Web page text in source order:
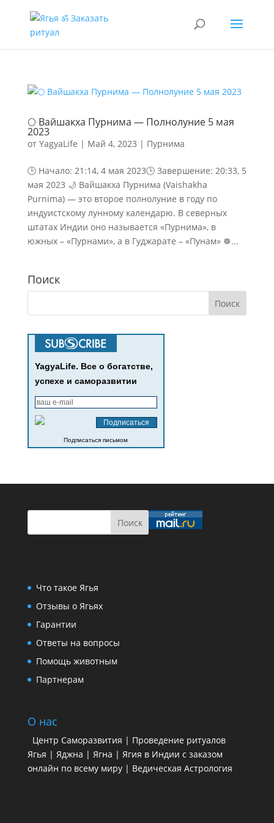
🌕 Вайшакха Пурнима — Полнолуние 5 мая
2023
от YagyaLife | Май 4, 2023 | Пурнима
🕒 Начало: 21:14, 4 мая 2023🕒 Завершение: 20:33, 5
мая 2023 🌙 Вайшакха Пурнима (Vaishakha
Purnima) — это второе полнолуние в году по
индуистскому лунному календарю. В северных
штатах Индии оно называется «Пурнима», в
южных – «Пурнами», а в Гуджарате – «Пунам» ☸️...
Поиск
YagyaLife. Все о богатстве,
успехе и саморазвитии
Подписаться письмом
Что такое Ягья
Отзывы о Ягьях
Гарантии
Ответы на вопросы
Помощь животным
Партнерам
О нас
Центр Саморазвития | Проведение ритуалов
Ягья | Яджна | Ягна | Ягия в Индии с заказом
онлайн по всему миру | Ведическая Астрология